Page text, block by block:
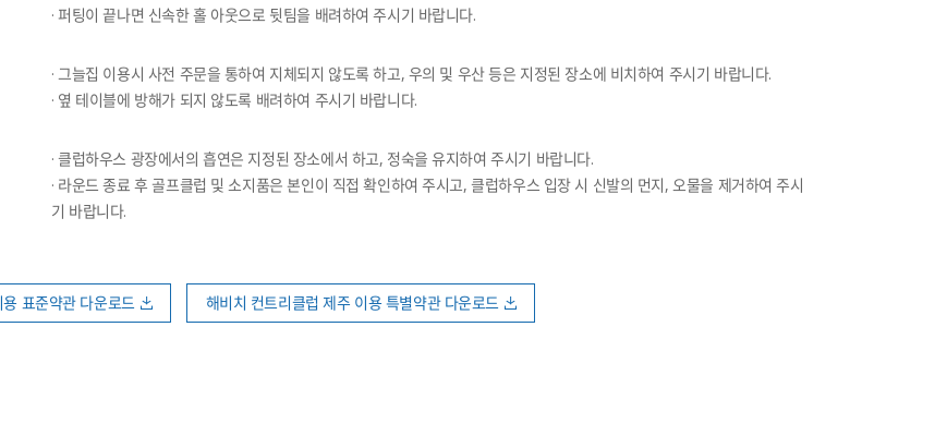
· 퍼팅이 끝나면 신속한 홀 아웃으로 뒷팀을 배려하여 주시기 바랍니다.
· 그늘집 이용시 사전 주문을 통하여 지체되지 않도록 하고, 우의 및 우산 등은 지정된 장소에 비치하여 주시기 바랍니다.
· 옆 테이블에 방해가 되지 않도록 배려하여 주시기 바랍니다.
· 클럽하우스 광장에서의 흡연은 지정된 장소에서 하고, 정숙을 유지하여 주시기 바랍니다.
· 라운드 종료 후 골프클럽 및 소지품은 본인이 직접 확인하여 주시고, 클럽하우스 입장 시 신발의 먼지, 오물을 제거하여 주시
기 바랍니다.
표준약관 다운로드 해비치 컨트리클럽 제주 이용 특별약관 다운로드